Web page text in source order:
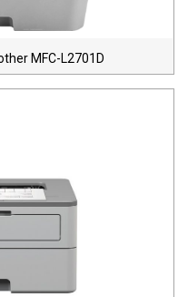
MFC-L2701D